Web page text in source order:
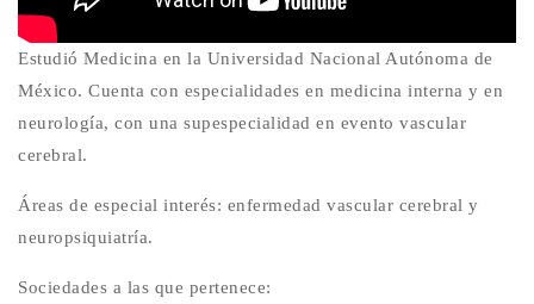
Estudió Medicina en la Universidad Nacional Autónoma de
México. Cuenta con especialidades en medicina interna y en
neurología, con una supespecialidad en evento vascular
cerebral.
Áreas de especial interés: enfermedad vascular cerebral y
neuropsiquiatría.
Sociedades a las que pertenece: